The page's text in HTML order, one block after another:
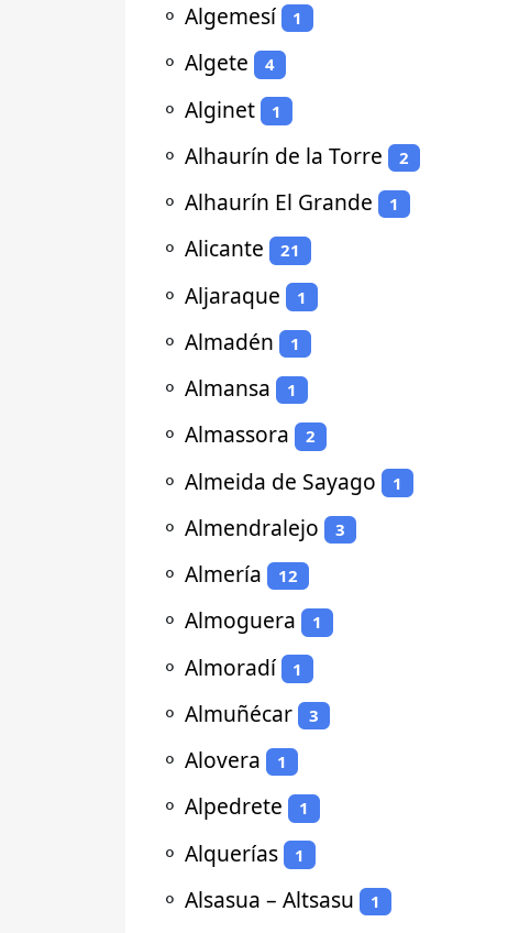
⚬ Algemesí 1
⚬ Algete 4
⚬ Alginet 1
⚬ Alhaurín de la Torre 2
⚬ Alhaurín El Grande 1
⚬ Alicante 21
⚬ Aljaraque 1
⚬ Almadén 1
⚬ Almansa 1
⚬ Almassora 2
⚬ Almeida de Sayago 1
⚬ Almendralejo 3
⚬ Almería 12
⚬ Almoguera 1
⚬ Almoradí 1
⚬ Almuñécar 3
⚬ Alovera 1
⚬ Alpedrete 1
⚬ Alquerías 1
⚬ Alsasua – Altsasu 1